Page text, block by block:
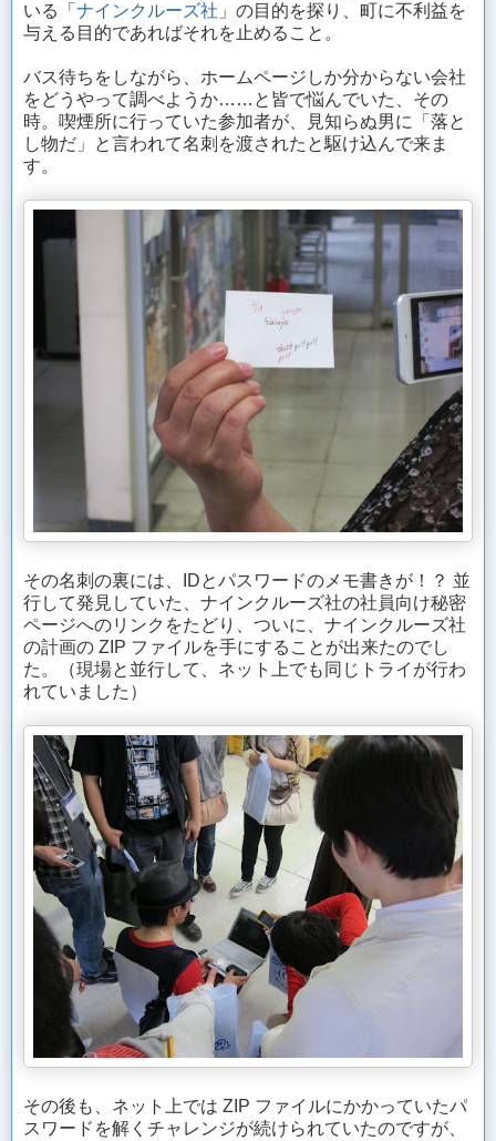
いる「 ナインクルーズ社 」の目的を探り、町に不利益を
与える目的であればそれを止めること。
バス待ちをしながら、ホームページしか分からない会社
をどうやって調べようか……と皆で悩んでいた、その
時。喫煙所に行っていた参加者が、見知らぬ男に「落と
し物だ」と言われて名刺を渡されたと駆け込んで来ま
す。
その名刺の裏には、IDとパスワードのメモ書きが！？ 並
行して発見していた、ナインクルーズ社の社員向け秘密
ページへのリンクをたどり、ついに、ナインクルーズ社
の計画の ZIP ファイルを手にすることが出来たのでし
た。（現場と並行して、ネット上でも同じトライが行わ
れていました）
その後も、ネット上では ZIP ファイルにかかっていたパ
スワードを解くチャレンジが続けられていたのですが、